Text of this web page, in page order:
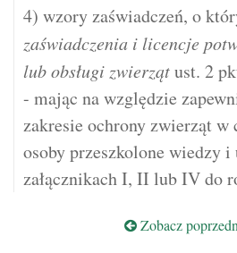
4) wzory zaświadczeń, o
zaświadczenia i licencje
lub obsługi zwierzątust. 2
- mając na względzie
zakresie ochrony zwierząt
osoby przeszkolone wiedzy
załącznikach I, II lub IV do
Zobacz